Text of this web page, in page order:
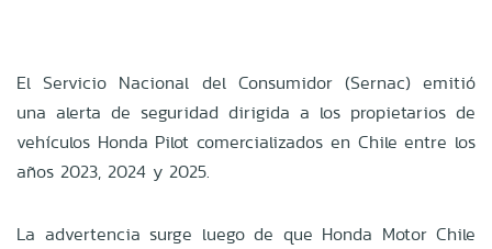
El Servicio Nacional del Consumidor (Sernac) emitió
una alerta de seguridad dirigida a los propietarios de
vehículos Honda Pilot comercializados en Chile entre los
años 2023, 2024 y 2025.
La advertencia surge luego de que Honda Motor Chile